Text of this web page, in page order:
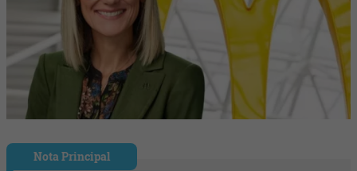
Nota Principal